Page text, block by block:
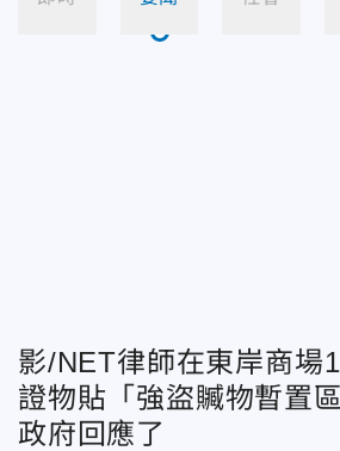
影/NET律師在東岸商場
證物貼「強盜贓物暫置
政府回應了